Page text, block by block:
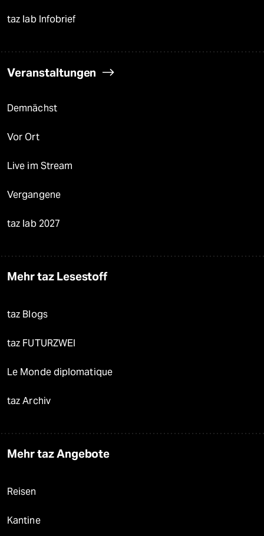
taz lab Infobrief
Veranstaltungen
Demnächst
Vor Ort
Live im Stream
Vergangene
taz lab 2027
Mehr taz Lesestoff
taz Blogs
taz FUTURZWEI
Le Monde diplomatique
taz Archiv
Mehr taz Angebote
Reisen
Kantine